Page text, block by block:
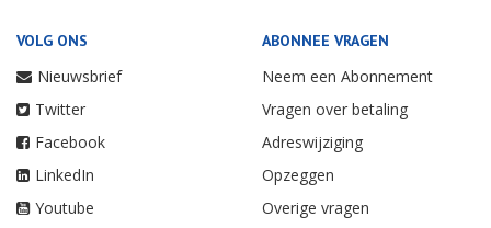
VOLG ONS
Nieuwsbrief
Twitter
Facebook
LinkedIn
Youtube
ABONNEE VRAGEN
Neem een Abonnement
Vragen over betaling
Adreswijziging
Opzeggen
Overige vragen